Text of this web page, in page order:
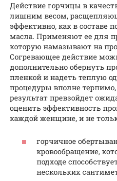
Действие горчицы в
лишним весом,
эффективно, как в составе
масла. Применяют ее для
которую намазывают на
Согревающее действие
дополнительно обернуть
пленкой и надеть теплую
процедуры вполне
результат превзойдет
оценить эффективность
каждой женщине, и не
горчичное
кровообращение,
подходе
нескольких